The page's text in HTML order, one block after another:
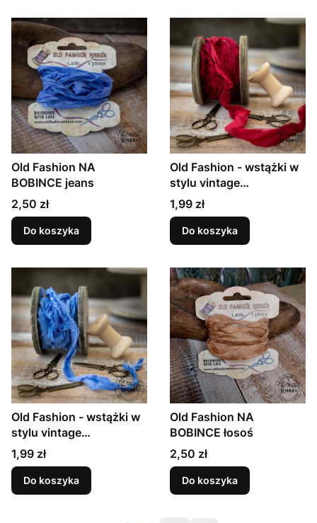
Old Fashion NA
BOBINCE jeans
Cena
2,50 zł
Do koszyka
Old Fashion - wstążki w
stylu vintage
ŚWIĄTECZNA
CZERWIEŃ
Cena
1,99 zł
Do koszyka
Old Fashion - wstążki w
stylu vintage
JEANSOWY
Cena
1,99 zł
Do koszyka
Old Fashion NA
BOBINCE łosoś
Cena
2,50 zł
Do koszyka